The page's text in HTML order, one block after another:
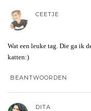
CEETJE
Wat een leuke tag. Die ga ik
katten:)
BEANTWOORDEN
DITA